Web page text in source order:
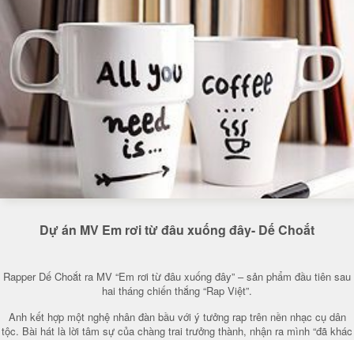
Dự án MV Em rơi từ đâu xuống đây- Dế Choắt
Rapper Dế Choắt ra MV “Em rơi từ đâu xuống đây” – sản phẩm đầu tiên sau
hai tháng chiến thắng “Rap Việt”.
Anh kết hợp một nghệ nhân đàn bầu với ý tưởng rap trên nền nhạc cụ dân
tộc. Bài hát là lời tâm sự của chàng trai trưởng thành, nhận ra mình “đã khác